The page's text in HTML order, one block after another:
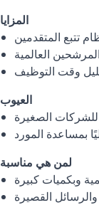
المزايا
تتبع المتقدمين
العالمية
وقت التوظيف
العيوب
الصغيرة
بمساعدة المورد
لمن هي مناسبة
وبكميات كبيرة
القصيرة